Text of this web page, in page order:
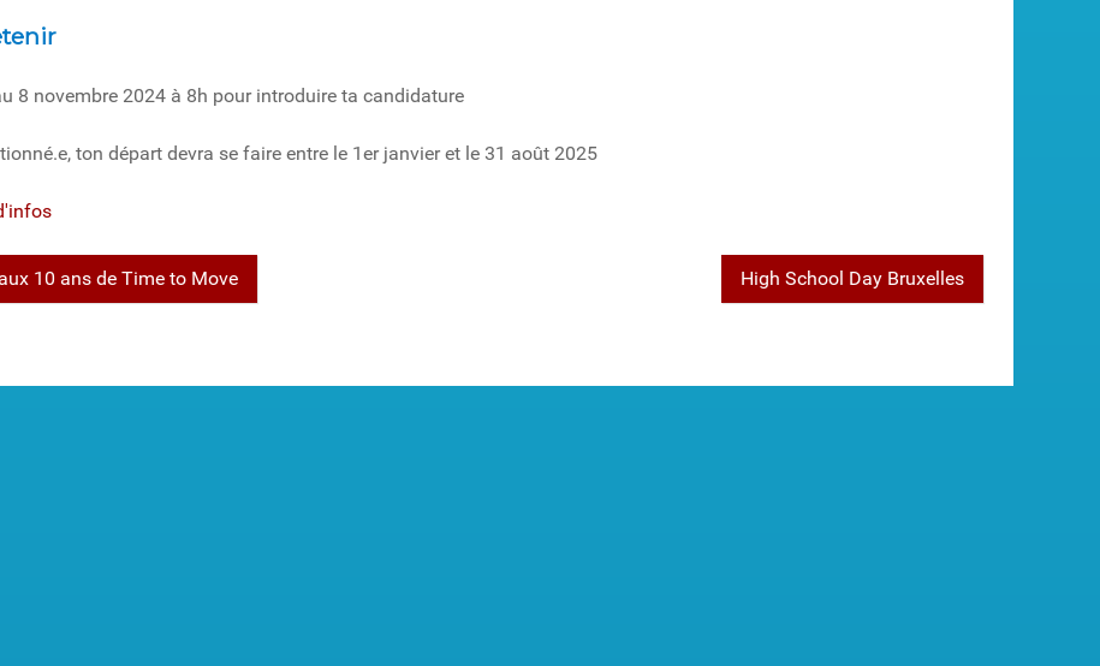
8 novembre 2024 à 8h pour introduire ta candidature
ton départ devra se faire entre le 1er janvier et le 31 août 2025
10 ans de Time to Move High School Day Bruxelles